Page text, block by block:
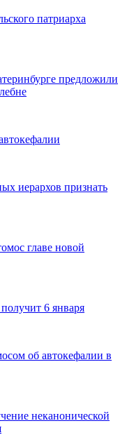
патриарха
предложили
иерархов признать
главе новой
6 января
об автокефалии в
неканонической